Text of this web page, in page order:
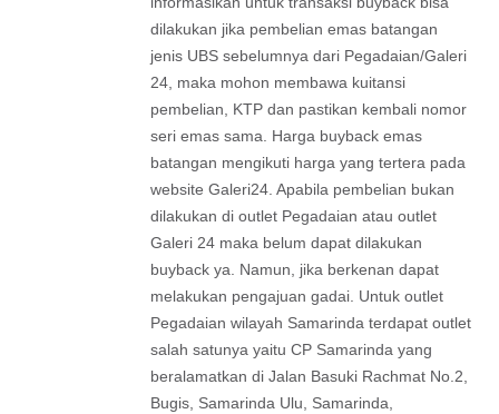
dilakukan jika pembelian emas batangan
jenis UBS sebelumnya dari Pegadaian/Galeri
24, maka mohon membawa kuitansi
pembelian, KTP dan pastikan kembali nomor
seri emas sama. Harga buyback emas
batangan mengikuti harga yang tertera pada
website Galeri24. Apabila pembelian bukan
dilakukan di outlet Pegadaian atau outlet
Galeri 24 maka belum dapat dilakukan
buyback ya. Namun, jika berkenan dapat
melakukan pengajuan gadai. Untuk outlet
Pegadaian wilayah Samarinda terdapat outlet
salah satunya yaitu CP Samarinda yang
beralamatkan di Jalan Basuki Rachmat No.2,
Bugis, Samarinda Ulu, Samarinda,